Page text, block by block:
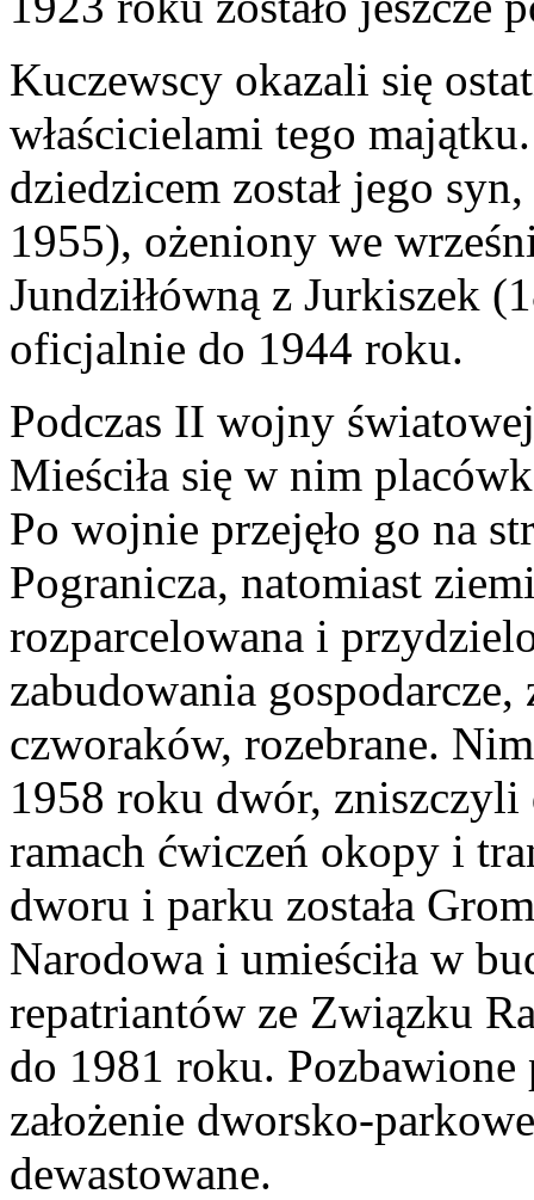
Kuczewscy okazali się
właścicielami tego
dziedzicem został jego
1955), ożeniony we
Jundziłłówną z Jurkiszek
oficjalnie do 1944 roku.
Podczas II wojny
Mieściła się w nim
Po wojnie przejęło go na
Pogranicza, natomiast
rozparcelowana i
zabudowania
czworaków, rozebrane.
1958 roku dwór,
ramach ćwiczeń okopy i
dworu i parku została
Narodowa i umieściła w
repatriantów ze Związku
do 1981 roku. Pozbawione
założenie dworsko-
dewastowane.